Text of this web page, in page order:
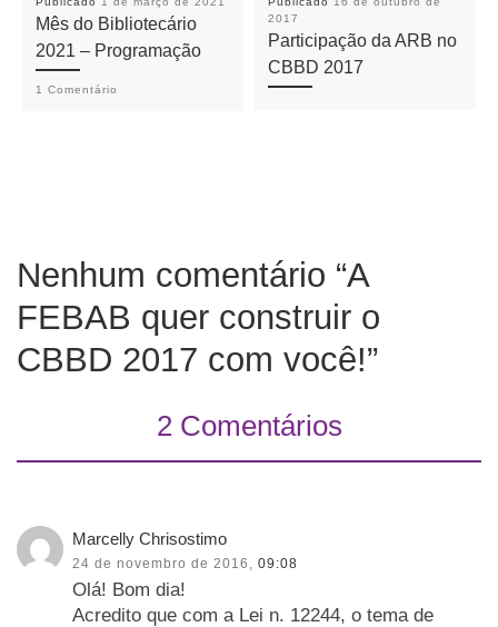
Mês do Bibliotecário
2021 – Programação
1 Comentário
2017
Participação da ARB no
CBBD 2017
Nenhum comentário “A
FEBAB quer construir o
CBBD 2017 com você!”
2 Comentários
Marcelly Chrisostimo
24 de novembro de 2016, 09:08
Olá! Bom dia!
Acredito que com a Lei n. 12244, o tema de